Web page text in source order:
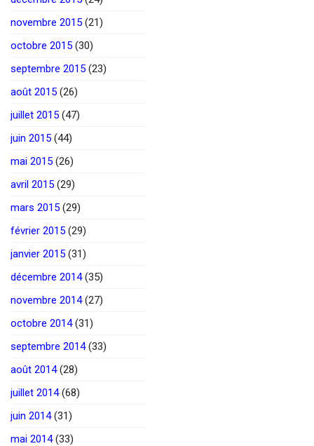
novembre 2015 (21)
octobre 2015 (30)
septembre 2015 (23)
août 2015 (26)
juillet 2015 (47)
juin 2015 (44)
mai 2015 (26)
avril 2015 (29)
mars 2015 (29)
février 2015 (29)
janvier 2015 (31)
décembre 2014(35)
novembre 2014(27)
octobre 2014(31)
septembre 2014(33)
août 2014(28)
juillet 2014(68)
juin 2014(31)
mai 2014(33)